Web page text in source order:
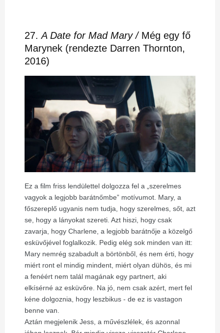
27.A Date for Mad Mary / Még egy fő
Marynek (rendezte Darren Thornton,
2016)
Ez a film friss lendülettel dolgozza fel a „szerelmes
vagyok a legjobb barátnőmbe” motívumot. Mary, a
főszereplő ugyanis nem tudja, hogy szerelmes, sőt, azt
se, hogy a lányokat szereti. Azt hiszi, hogy csak
zavarja, hogy Charlene, a legjobb barátnője a közelgő
esküvőjével foglalkozik. Pedig elég sok minden van itt:
Mary nemrég szabadult a börtönből, és nem érti, hogy
miért ront el mindig mindent, miért olyan dühös, és mi
a fenéért nem talál magának egy partnert, aki
elkísérné az esküvőre. Na jó, nem csak azért, mert fel
kéne dolgoznia, hogy leszbikus - de ez is vastagon
benne van.
Aztán megjelenik Jess, a művészlélek, és azonnal